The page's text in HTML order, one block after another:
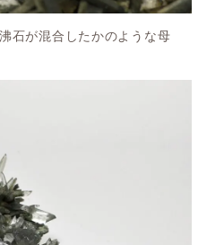
石が混合したかのような母